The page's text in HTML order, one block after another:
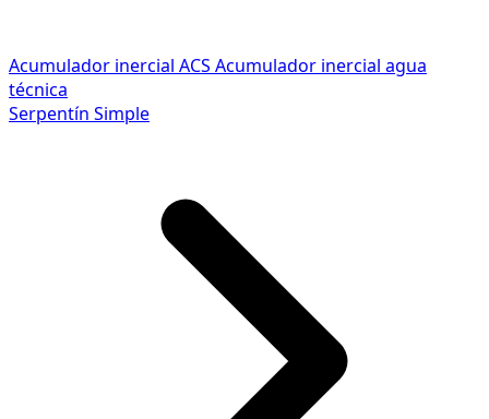
Acumulador inercial ACS Acumulador inercial agua
técnica
Serpentín Simple